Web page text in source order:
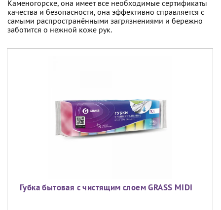
Каменогорске, она имеет все необходимые сертификаты
качества и безопасности, она эффективно справляется с
самыми распространёнными загрязнениями и бережно
заботится о нежной коже рук.
Губка бытовая с чистящим слоем GRASS MIDI